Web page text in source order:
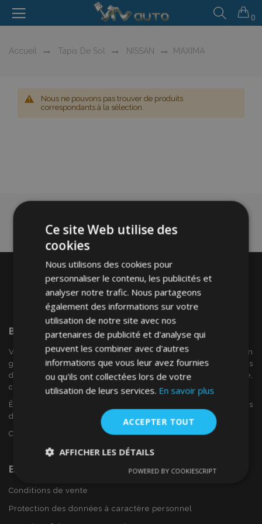
0
Accueil Tapis De Sol NISSAN MAXIMA
Nous ne pouvons pas trouver de produits
correspondants à la sélection.
Bienvenue SurVTVAuto
VTV voiture est un détaillant européen et fournisseur en
gros d'accessoires automobiles tels que:. les enjoliveurs, les
déflecteurs de vent, housses de siège, tapis de voiture,
couvertures de chrome et cadres ...
Êtes-vous intéressé par dropshipping ou voulez-vous
devenir notre partenaire?
Contactez-nous dès aujourd'hui!
En Savoir Plus Sur VTVAuto
Conditions de vente
Protection des données à caractère personnel
Ce site Web utilise des
cookies
Nous utilisons des cookies pour
personnaliser le contenu, les publicités et
analyser notre trafic. Nous partageons
également des informations sur votre
utilisation de notre site avec nos
partenaires de publicité et d'analyse qui
peuvent les combiner avec d'autres
informations que vous leur avez fournies
ou qu'ils ont collectées lors de votre
utilisation de leurs services. En savoir plus
ACCEPTER TOUT
AFFICHER LES DÉTAILS
nécessaires
Performance Ciblage
POWERED BY COOKIESCRIPT